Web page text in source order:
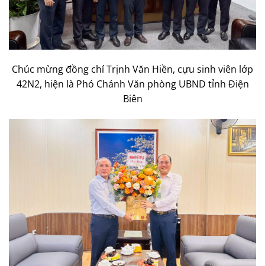
Chúc mừng đồng chí Trịnh Văn Hiền, cựu sinh viên lớp
42N2, hiện là Phó Chánh Văn phòng UBND tỉnh Điện
Biên